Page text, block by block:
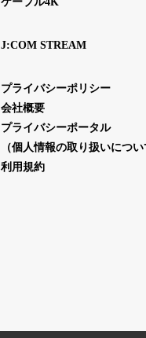
J:COM STREAM
プライバシーポリシー
会社概要
プライバシーポータル
（個人情報の取り扱いについ
利用規約